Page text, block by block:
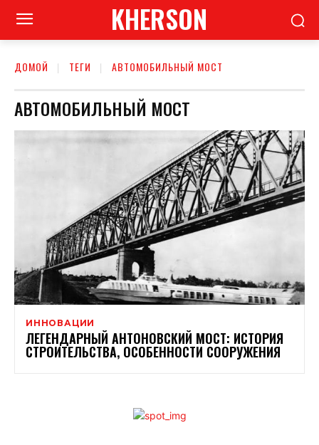
KHERSON
ДОМОЙ ТЕГИ АВТОМОБИЛЬНЫЙ МОСТ
АВТОМОБИЛЬНЫЙ МОСТ
ИННОВАЦИИ
ЛЕГЕНДАРНЫЙ АНТОНОВСКИЙ МОСТ: ИСТОРИЯ
СТРОИТЕЛЬСТВА, ОСОБЕННОСТИ СООРУЖЕНИЯ